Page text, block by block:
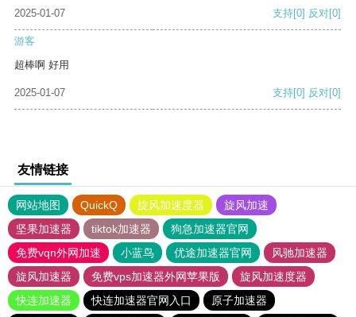
2025-01-07 支持[0] 反对[0]
游客
超棒啊 好用
2025-01-07 支持[0] 反对[0]
友情链接
网站地图 QuickQ 旋风加速度器
旋风加速
坚果加速器
tiktok加速器
狗急加速器官网
免费vqn外网加速
小蓝鸟 优途加速器官网
风驰加速器
旋风加速器
免费vps加速器外网苹果版
旋风加速度器
快连加速器
快连加速器官网入口
原子加速器